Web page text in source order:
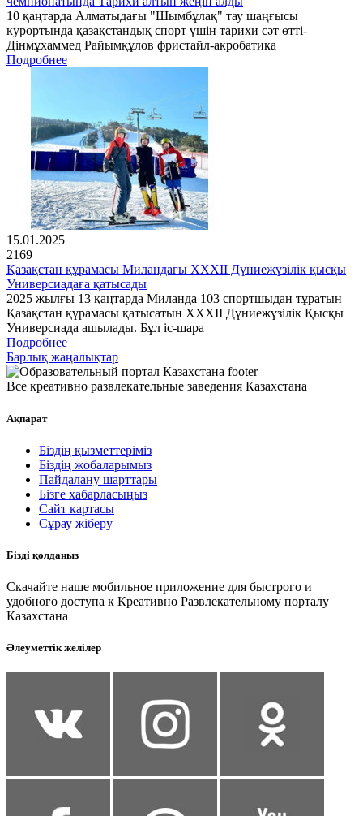
10 қаңтарда Алматыдағы "Шымбұлақ" тау шаңғысы
курортында қазақстандық спорт үшін тарихи сәт өтті-
Дінмұхаммед Райымқұлов фристайл-акробатика
Подробнее
15.01.2025
2169
Қазақстан құрамасы Миландағы XXXII Дүниежүзілік қысқы
Универсиадаға қатысады
2025 жылғы 13 қаңтарда Миланда 103 спортшыдан тұратын
Қазақстан құрамасы қатысатын XXXII Дүниежүзілік Қысқы
Универсиада ашылады. Бұл іс-шара
Подробнее
Барлық жаңалықтар
Все креативно развлекательные заведения Казахстана
Ақпарат
Біздің қызметтеріміз
Біздің жобаларымыз
Пайдалану шарттары
Бізге хабарласыңыз
Сайт картасы
Сұрау жіберу
Бізді қолдаңыз
Скачайте наше мобильное приложение для быстрого и
удобного доступа к Креативно Развлекательному порталу
Казахстана
Әлеуметтік желілер